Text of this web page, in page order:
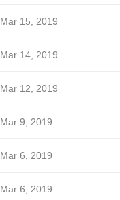
Mar 15, 2019
Mar 14, 2019
Mar 12, 2019
Mar 9, 2019
Mar 6, 2019
Mar 6, 2019